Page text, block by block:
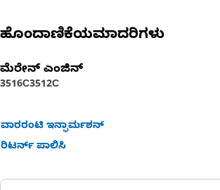
ಹೊಂದಾಣಿಕೆಯಮಾದರಿಗಳು
ಮೆರೇನ್ ಎಂಜಿನ್
3516C3512C
ವಾರರಂಟಿ ಇನ್ಫಾರ್ಮಶನ್
ರಿಟರ್ನ್ ಪಾಲಿಸಿ